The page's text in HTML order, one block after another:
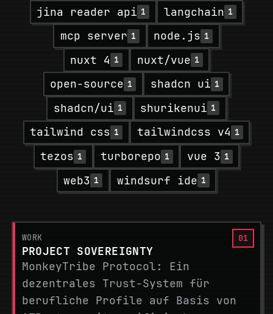
jina reader api 1 langchain 1
mcp server 1 node.js 1
nuxt 4 1 nuxt/vue 1
open-source 1 shadcn ui 1
shadcn/ui 1 shurikenui 1
tailwind css 1 tailwindcss v4 1
tezos 1 turborepo 1 vue 3 1
web3 1 windsurf ide 1
WORK
PROJECT SOVEREIGNTY
MonkeyTribe Protocol: Ein
dezentrales Trust-System für
berufliche Profile auf Basis von